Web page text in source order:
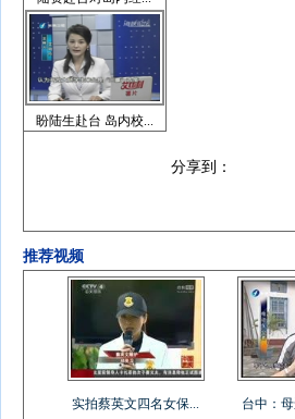
分享到：
盼陆生赴台 岛内校...
推荐视频
实拍蔡英文四名女保... 台中：